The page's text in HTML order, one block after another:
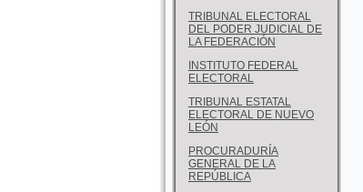
TRIBUNAL ELECTORAL
DEL PODER JUDICIAL DE
LA FEDERACIÓN
INSTITUTO FEDERAL
ELECTORAL
TRIBUNAL ESTATAL
ELECTORAL DE NUEVO
LEÓN
PROCURADURÍA
GENERAL DE LA
REPÚBLICA